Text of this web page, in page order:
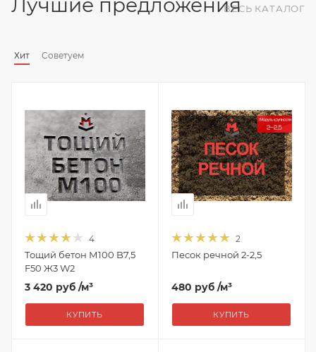
Лучшие предложения
Хит Советуем
ВЕСЬ КАТАЛОГ
4
Тощий бетон М100 B7,5
F50 Ж3 W2
3 420 руб /м³
КУПИТЬ
2
Песок речной 2-2,5
480 руб /м³
КУПИТЬ